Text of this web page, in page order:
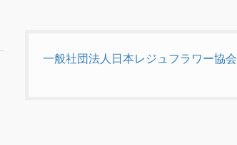
一般社団法人日本レジュフラワー協会